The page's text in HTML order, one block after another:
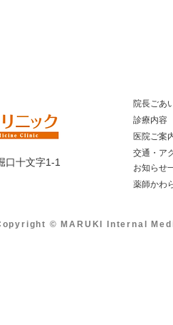
十文字1-1
院長ごあ
診療内容
医院ご案
交通・ア
お知らせ
薬師かわ
© MARUKI Internal